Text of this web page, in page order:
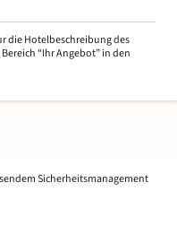
die Hotelbeschreibung des
“Ihr Angebot” in den
Sicherheitsmanagement